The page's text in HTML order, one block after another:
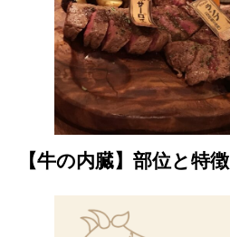
【牛の内臓】部位と特徴